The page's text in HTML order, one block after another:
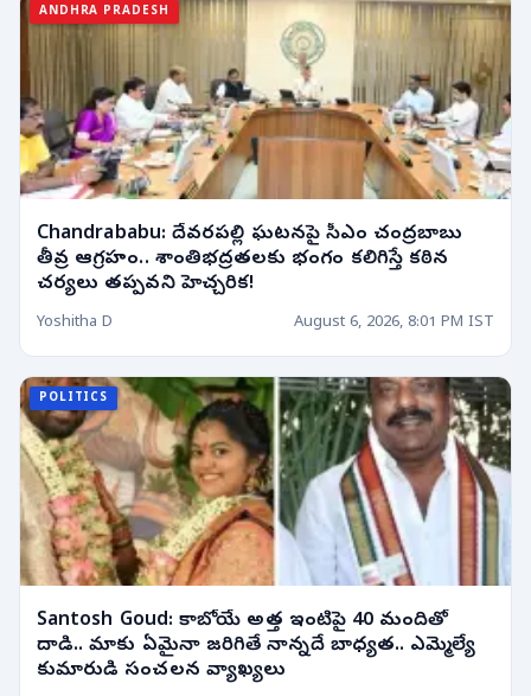
ANDHRA PRADESH
Chandrababu: దేవరపల్లి ఘటనపై సీఎం చంద్రబాబు
తీవ్ర ఆగ్రహం.. శాంతిభద్రతలకు భంగం కలిగిస్తే కఠిన
చర్యలు తప్పవని హెచ్చరిక!
Yoshitha D August 6, 2026, 8:01 PM IST
POLITICS
Santosh Goud: కాబోయే అత్త ఇంటిపై 40 మందితో
దాడి.. మాకు ఏమైనా జరిగితే నాన్నదే బాధ్యత.. ఎమ్మెల్యే
కుమారుడి సంచలన వ్యాఖ్యలు